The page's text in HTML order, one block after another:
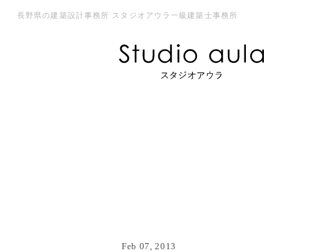
長野県の建築設計事務所 スタジオアウラ一級建築士事務所
Feb 07, 2013